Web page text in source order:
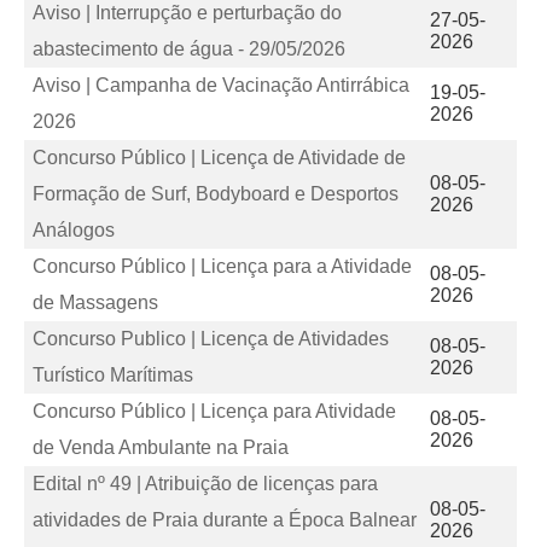
Aviso | Interrupção e perturbação do
abastecimento de água - 29/05/2026
27-05-
2026
Aviso | Campanha de Vacinação Antirrábica
2026
19-05-
2026
Concurso Público | Licença de Atividade de
Formação de Surf, Bodyboard e Desportos
Análogos
08-05-
2026
Concurso Público | Licença para a Atividade
de Massagens
08-05-
2026
Concurso Publico | Licença de Atividades
Turístico Marítimas
08-05-
2026
Concurso Público | Licença para Atividade
de Venda Ambulante na Praia
08-05-
2026
Edital nº 49 | Atribuição de licenças para
atividades de Praia durante a Época Balnear
08-05-
2026